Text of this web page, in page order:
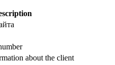
about the client